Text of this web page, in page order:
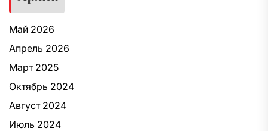
Май 2026
Апрель 2026
Март 2025
Октябрь 2024
Август 2024
Июль 2024